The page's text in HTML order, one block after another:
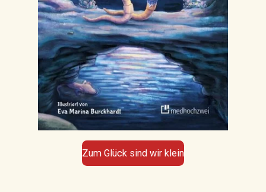
Zum Glück sind wir klein